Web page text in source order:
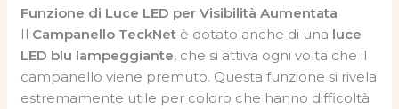
Funzione di Luce LED per Visibilità Aumentata
Il Campanello TeckNet è dotato anche di una luce
LED blu lampeggiante, che si attiva ogni volta che il
campanello viene premuto. Questa funzione si rivela
estremamente utile per coloro che hanno difficoltà